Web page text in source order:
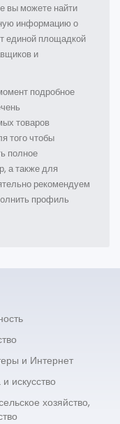
вы можете найти
информацию о
единой площадкой
и
подробное
товаров
того чтобы
полное
а также для
рекомендуем
профиль
и Интернет
искусство
хозяйство,